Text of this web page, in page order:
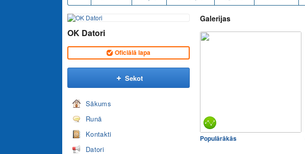
OK Datori
Oficiālā lapa
Sekot
Sākums
Runā
Kontakti
Datori
Galerijas
Populārākās